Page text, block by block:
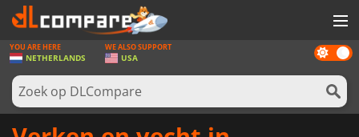
SPELLEN
GAME CARDS
SOFTWARE
Dark
mode
YOU ARE HERE
NETHERLANDS
WE ALSO SUPPORT
USA